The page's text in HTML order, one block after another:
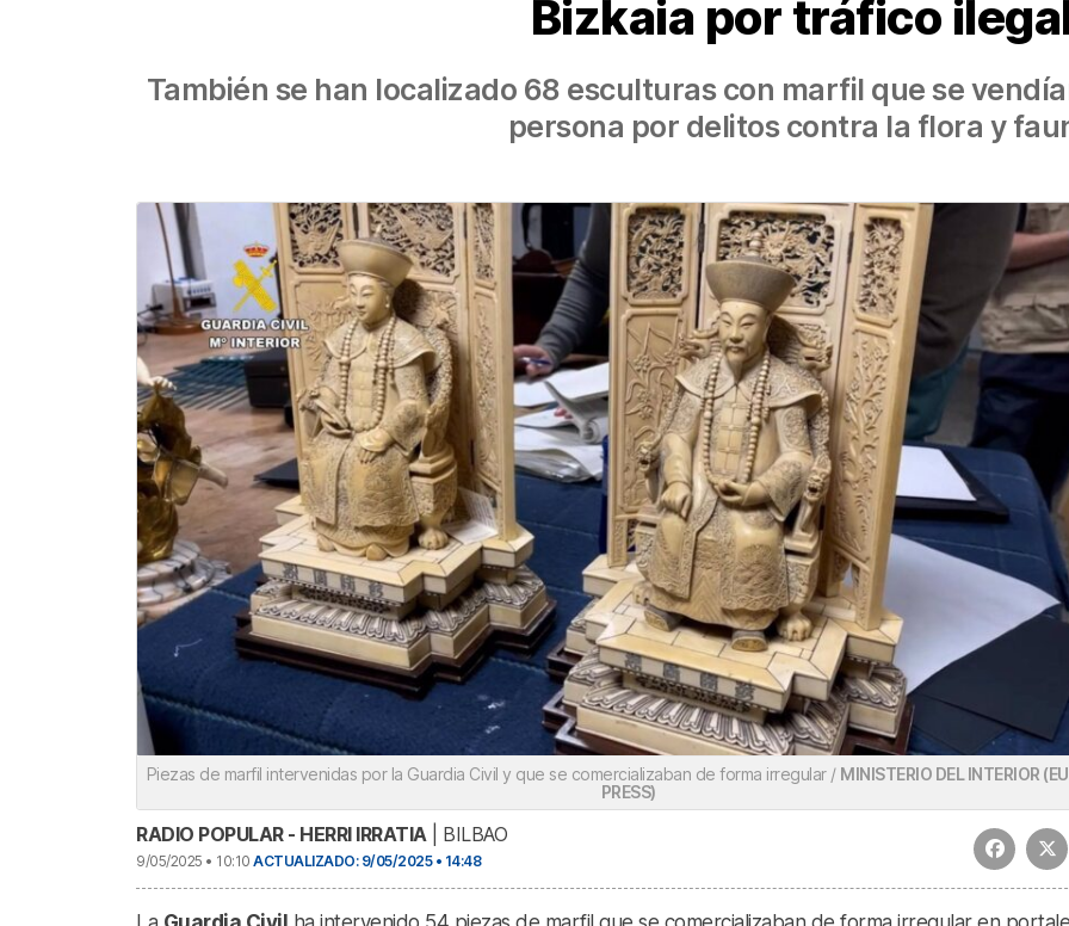
Bizkaia por tráfico
También se han localizado 68 esculturas con marfil que se
persona por delitos contra la flora y
Piezas de marfil intervenidas por la Guardia Civil y que se comercializaban de forma irregular / MINISTERIO DEL INTERIOR
PRESS)
RADIO POPULAR - HERRI IRRATIA| BILBAO
9/05/2025 • 10:10 ACTUALIZADO: 9/05/2025 • 14:48